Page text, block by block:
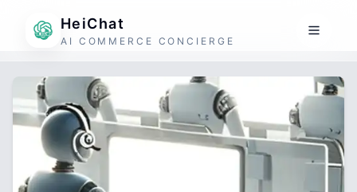
HeiChat
AI COMMERCE CONCIERGE